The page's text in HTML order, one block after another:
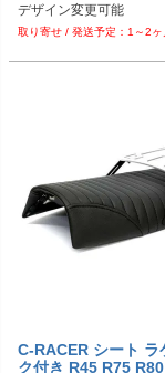
デザイン変更可能
1～2ヶ
C-RACER シート ラ
ク付き R45 R75